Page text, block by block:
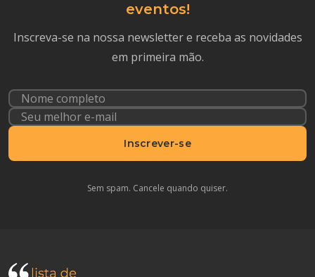
eventos!
Inscreva-se na nossa newsletter e receba as novidades
em primeira mão.
Inscrever-se
Sem spam. Cancele quando quiser.